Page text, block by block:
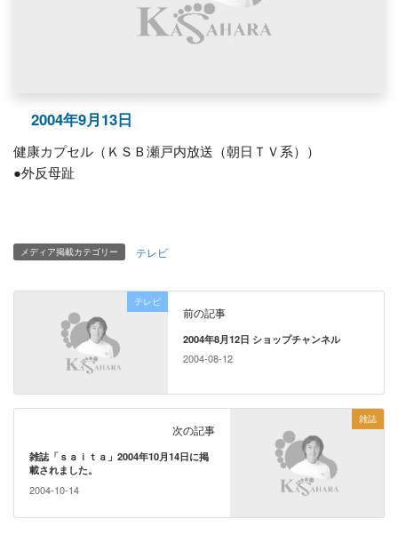
2004年9月13日
健康カプセル（ＫＳＢ瀬戸内放送（朝日ＴＶ系））
●外反母趾
メディア掲載カテゴリー テレビ
テレビ
前の記事
2004年8月12日 ショップチャンネル
2004-08-12
雑誌
次の記事
雑誌「ｓａｉｔａ」2004年10月14日に掲
載されました。
2004-10-14